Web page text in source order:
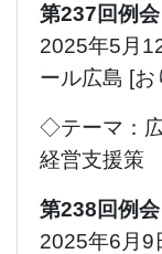
第237回例会
2025年5月
ール広島 [お
◇テーマ：
経営支援策
第238回例会
2025年6月9